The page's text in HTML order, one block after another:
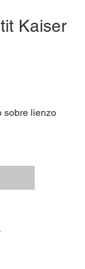
Kaiser
sobre lienzo